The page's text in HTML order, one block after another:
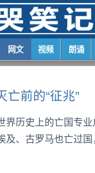
网文 视频 朗诵
亡前的“征兆”
界历史上的亡国专
及、古罗马也亡过